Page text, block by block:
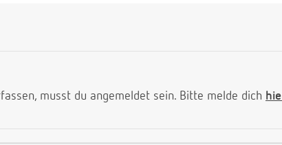
musst du angemeldet sein. Bitte melde dich